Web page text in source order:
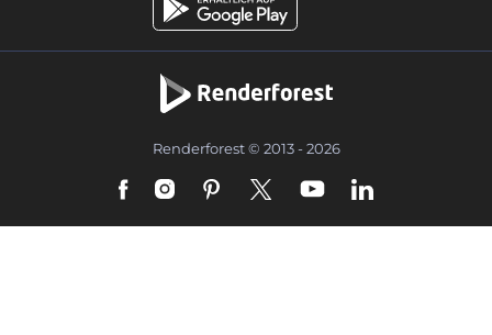
Renderforest © 2013 - 2026